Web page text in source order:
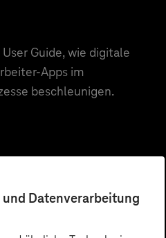
Datenverarbeitung
Guide, wie digitale
Apps im
beschleunigen.